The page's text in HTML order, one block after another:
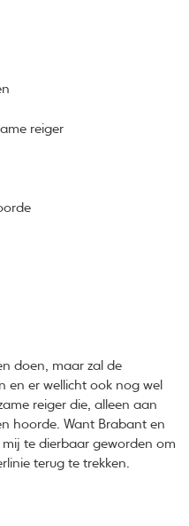
reiger
doen, maar zal de
en er wellicht ook nog wel
reiger die, alleen aan
hoorde. Want Brabant en
mij te dierbaar geworden om
terug te trekken.